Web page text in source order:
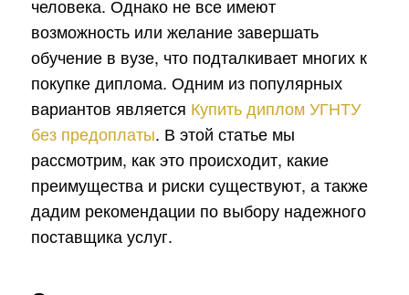
человека. Однако не все имеют
возможность или желание завершать
обучение в вузе, что подталкивает многих к
покупке диплома. Одним из популярных
вариантов является Купить диплом УГНТУ
без предоплаты. В этой статье мы
рассмотрим, как это происходит, какие
преимущества и риски существуют, а также
дадим рекомендации по выбору надежного
поставщика услуг.